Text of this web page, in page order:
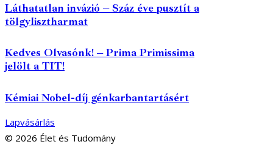
Láthatatlan invázió – Száz éve pusztít a
tölgylisztharmat
Kedves Olvasónk! – Prima Primissima
jelölt a TIT!
Kémiai Nobel-díj génkarbantartásért
Lapvásárlás
© 2026 Élet és Tudomány